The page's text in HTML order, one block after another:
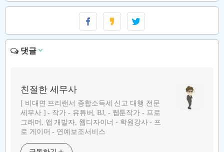
댓글
친절한 세무사
[ 비대면 프리랜서 종합소득세 신고 대행 전문
세무사 ] - 작가 - 유튜버, BJ, - 웹툰작가 - 프로
그래머, 앱 개발자, 웹디자이너 - 학원강사 - 프
로 게이머 - 연예보조서비스